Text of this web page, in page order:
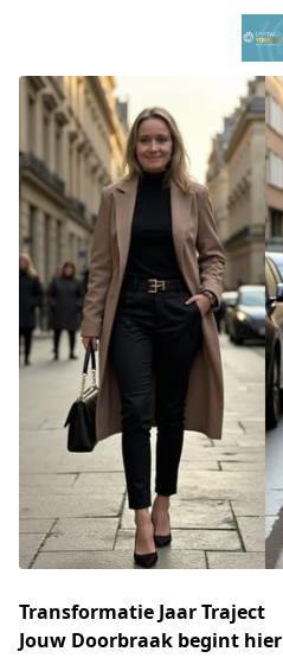
Transformatie Jaar Traject
Jouw Doorbraak begint hier